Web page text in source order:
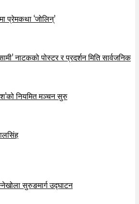
प्रेमकथा ‘जोलिन्’
नाटकको पोस्टर र प्रदर्शन मिति सार्वजनिक
नियमित मञ्चन सुरु
सुरुङमार्ग उद्घाटन